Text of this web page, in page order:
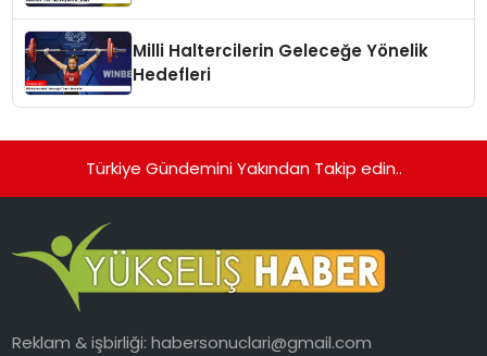
Milli Haltercilerin Geleceğe Yönelik
Hedefleri
Türkiye Gündemini Yakından Takip edin..
Reklam & işbirliği:habersonuclari@gmail.com